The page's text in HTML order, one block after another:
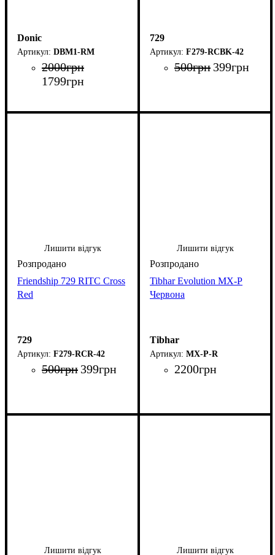
Donic
DBM1-RM
2000грн
1799грн
729
F279-RCBK-42
500грн 399грн
Лишити відгук
Friendship 729 RITC Cross
Red
729
F279-RCR-42
500грн 399грн
Лишити відгук
Tibhar Evolution MX-P
Червона
Tibhar
MX-P-R
2200грн
Лишити відгук Лишити відгук